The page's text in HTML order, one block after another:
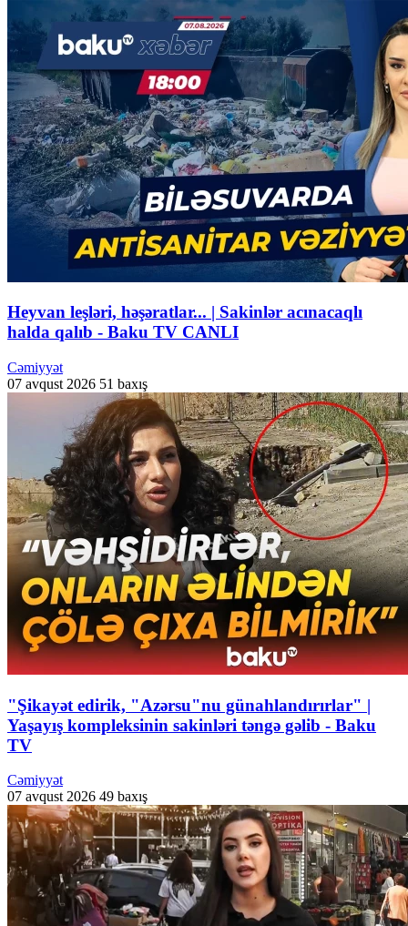
Heyvan leşləri, həşəratlar... | Sakinlər acınacaqlı
halda qalıb - Baku TV CANLI
Cəmiyyət
07 avqust 2026 51 baxış
"Şikayət edirik, "Azərsu"nu günahlandırırlar" |
Yaşayış kompleksinin sakinləri təngə gəlib - Baku
TV
Cəmiyyət
07 avqust 2026 49 baxış